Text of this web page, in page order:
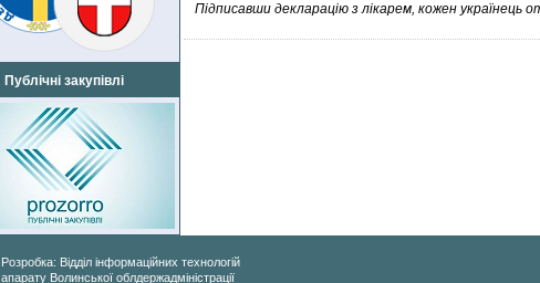
Публічні закупівлі
Підписавши декларацію з лікарем, кожен
Розробка: Відділ інформаційних технологій
апарату Волинської облдержадміністрації